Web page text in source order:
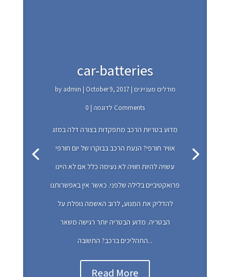
car-batteries
by admin | October 9, 2017| מודלים מעניינים
לדוגמה | 0 Comments
מדוע בטריות הרכב מתפקדות בצורה דלה במזג
אוויר חורפי? הנעת הרכב בבוקרו של יום חורפי
עשויה להיות חוויה לא נעימה כלל אם לא היינו
פרואקטיביים בלילה שלפני. כאשר אין באפשרותנו
להדליק את המנוע, לרוב האשמה נופלת על
הבטריה. מדוע הבטריה יותר רגישה משאר
התהליכים ברכב? התשובה...
Read More
לדוגמה